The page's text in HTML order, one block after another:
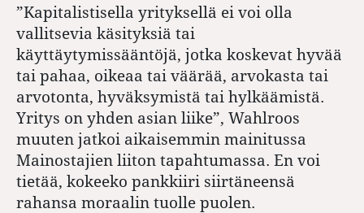
”Kapitalistisella yrityksellä ei voi olla
vallitsevia käsityksiä tai
käyttäytymissääntöjä, jotka koskevat hyvää
tai pahaa, oikeaa tai väärää, arvokasta tai
arvotonta, hyväksymistä tai hylkäämistä.
Yritys on yhden asian liike”, Wahlroos
muuten jatkoi aikaisemmin mainitussa
Mainostajien liiton tapahtumassa. En voi
tietää, kokeeko pankkiiri siirtäneensä
rahansa moraalin tuolle puolen.